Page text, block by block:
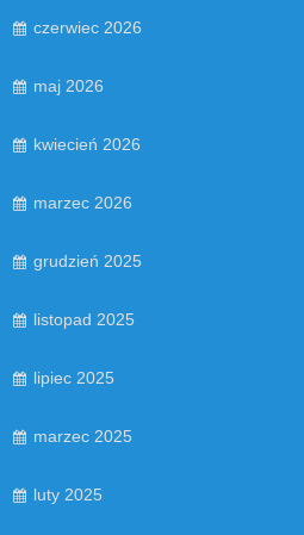
czerwiec 2026
maj 2026
kwiecień 2026
marzec 2026
grudzień 2025
listopad 2025
lipiec 2025
marzec 2025
luty 2025